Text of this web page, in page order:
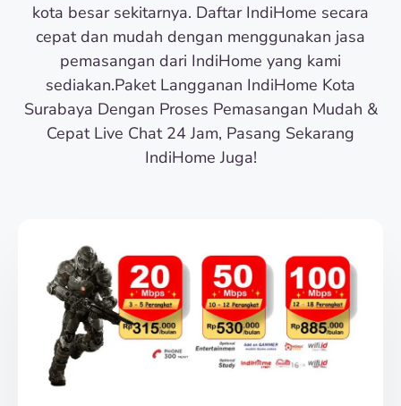
kota besar sekitarnya. Daftar IndiHome secara
cepat dan mudah dengan menggunakan jasa
pemasangan dari IndiHome yang kami
sediakan.Paket Langganan IndiHome Kota
Surabaya Dengan Proses Pemasangan Mudah &
Cepat Live Chat 24 Jam, Pasang Sekarang
IndiHome Juga!